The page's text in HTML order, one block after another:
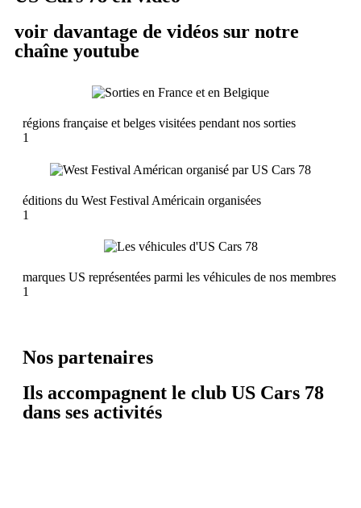
voir davantage de vidéos sur notre
chaîne youtube
régions française et belges visitées pendant nos sorties
1
éditions du West Festival Américain organisées
1
marques US représentées parmi les véhicules de nos membres
1
Nos partenaires
Ils accompagnent le club US Cars 78
dans ses activités